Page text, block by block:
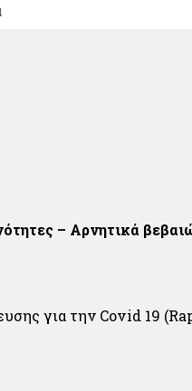
– Αρνητικά
για την Covid 19